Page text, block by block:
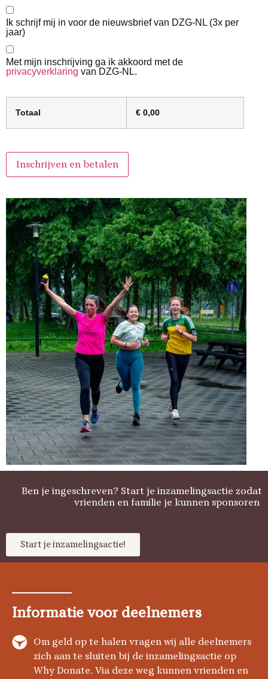
Ik schrijf mij in voor de nieuwsbrief van DZG-NL (3x per
jaar)
Met mijn inschrijving ga ik akkoord met de
privacyverklaring van DZG-NL.
Totaal € 0,00
Inschrijven en betalen
Ben je ingeschreven? Start je inzamelingsactie zodat
vrienden en familie je kunnen sponsoren
Start je inzamelingsactie!
Informatie voor deelnemers
Om geld op te halen vragen wij alle deelnemers
zich aan te sluiten bij de inzamelingsactie op
Why Donate. Via deze weg kunnen vrienden en